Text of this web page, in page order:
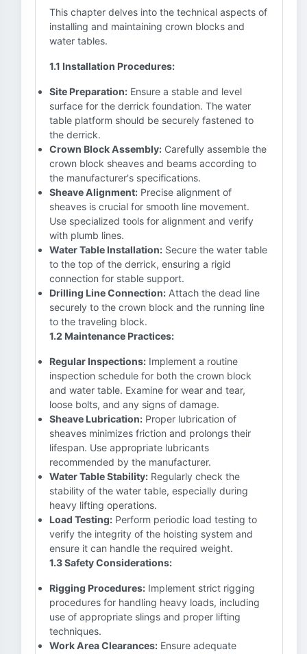
This chapter delves into the technical aspects of
installing and maintaining crown blocks and
water tables.
1.1 Installation Procedures:
Site Preparation: Ensure a stable and level
surface for the derrick foundation. The water
table platform should be securely fastened to
the derrick.
Crown Block Assembly: Carefully assemble the
crown block sheaves and beams according to
the manufacturer's specifications.
Sheave Alignment: Precise alignment of
sheaves is crucial for smooth line movement.
Use specialized tools for alignment and verify
with plumb lines.
Water Table Installation: Secure the water table
to the top of the derrick, ensuring a rigid
connection for stable support.
Drilling Line Connection: Attach the dead line
securely to the crown block and the running line
to the traveling block.
1.2 Maintenance Practices:
Regular Inspections: Implement a routine
inspection schedule for both the crown block
and water table. Examine for wear and tear,
loose bolts, and any signs of damage.
Sheave Lubrication: Proper lubrication of
sheaves minimizes friction and prolongs their
lifespan. Use appropriate lubricants
recommended by the manufacturer.
Water Table Stability: Regularly check the
stability of the water table, especially during
heavy lifting operations.
Load Testing: Perform periodic load testing to
verify the integrity of the hoisting system and
ensure it can handle the required weight.
1.3 Safety Considerations:
Rigging Procedures: Implement strict rigging
procedures for handling heavy loads, including
use of appropriate slings and proper lifting
techniques.
Work Area Clearances: Ensure adequate